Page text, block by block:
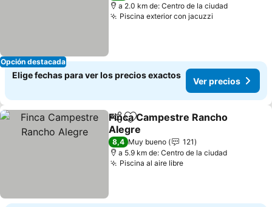
Opción destacada
a 2.0 km de: Centro de la ciudad
Piscina exterior con jacuzzi
Elige fechas para ver los precios exactos
Ver precios
CompartirAgregar a favoritos
Finca Campestre Rancho
Alegre
Ver precios
8,4 Muy bueno
121
a 5.9 km de: Centro de la ciudad
Piscina al aire libreVer precios